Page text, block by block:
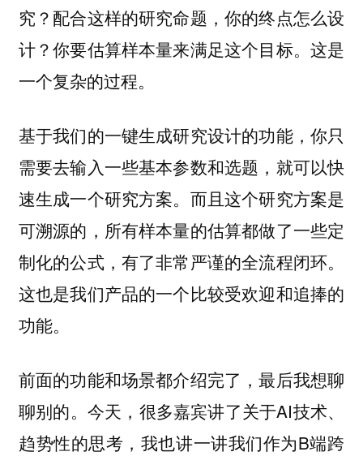
究？配合这样的研究命题，你的终点怎么设
计？你要估算样本量来满足这个目标。这是
一个复杂的过程。
基于我们的一键生成研究设计的功能，你只
需要去输入一些基本参数和选题，就可以快
速生成一个研究方案。而且这个研究方案是
可溯源的，所有样本量的估算都做了一些定
制化的公式，有了非常严谨的全流程闭环。
这也是我们产品的一个比较受欢迎和追捧的
功能。
前面的功能和场景都介绍完了，最后我想聊
聊别的。今天，很多嘉宾讲了关于AI技术、
趋势性的思考，我也讲一讲我们作为B端跨